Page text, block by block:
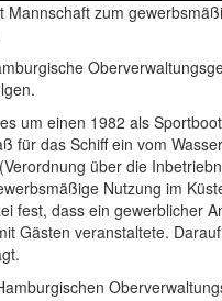
Mannschaft zum
um einen 1982 als
für das Schiff ein vom
über die
Nutzung im
fest, dass ein gewerblicher
Gästen veranstaltete.